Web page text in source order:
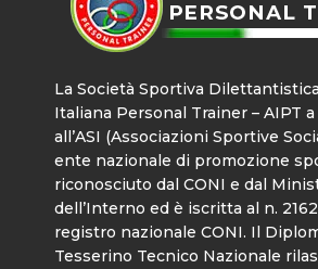
La Società Sportiva
Italiana Personal Trainer – AIPT a
all’ASI (Associazioni Sportive
ente nazionale di promozione
riconosciuto dal CONI e dal
dell’Interno ed è iscritta al n.
registro nazionale CONI. Il
Tesserino Tecnico Nazionale